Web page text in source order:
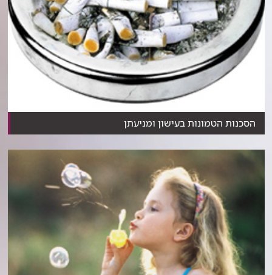
הסכנות הטמונות בעישון ומניעתן
עישון מקצר את החיים ב- 8 עד 10 שנים. אבל, אם תפסיק...